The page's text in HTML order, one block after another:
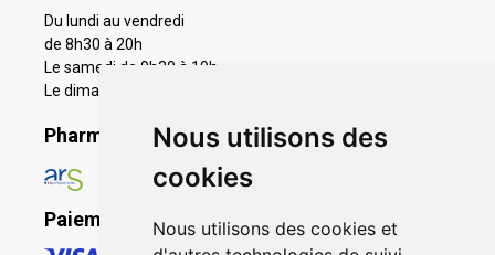
Nous utilisons des
cookies
Nous utilisons des cookies et
Du lundi au vendredi
de 8h30 à 20h
Le samedi de 9h30 à 19h
Le dimanche 11h à 19h
Pharmacie en ligne agréée
Paiement sécurisé